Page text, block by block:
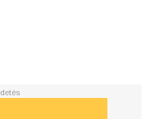
over 90 fun-packed